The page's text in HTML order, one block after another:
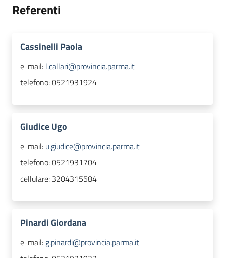
Referenti
Cassinelli Paola
e-mail: l.callari@provincia.parma.it
telefono:0521931924
Giudice Ugo
e-mail: u.giudice@provincia.parma.it
telefono:0521931704
cellulare: 3204315584
Pinardi Giordana
e-mail: g.pinardi@provincia.parma.it